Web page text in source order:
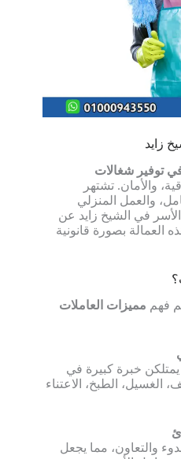
زايد
توفير شغالات
والأمان. تشتهر
والعمل المنزلي
في الشيخ زايد عن
العمالة بصورة قانونية
فهم مميزات العاملات
يمتلكن خبرة كبيرة في
الغسيل، الطبخ، الاعتناء
والتعاون، مما يجعل